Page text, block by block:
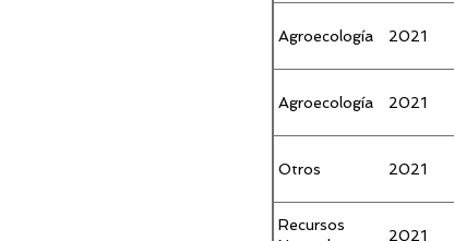
Agroecología
2021
Agroecología 2021
Otros 2021
Recursos
2021